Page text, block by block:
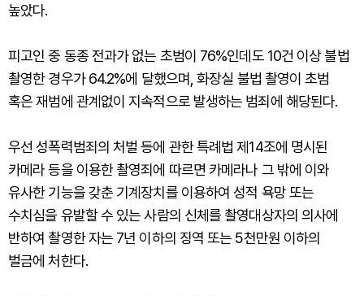
높았다.
피고인 중 동종 전과가 없는 초범이 76%인데도 10건 이상 불법
촬영한 경우가 64.2%에 달했으며, 화장실 불법 촬영이 초범
혹은 재범에 관계없이 지속적으로 발생하는 범죄에 해당된다.
우선 성폭력범죄의 처벌 등에 관한 특례법 제14조에 명시된
카메라 등을 이용한 촬영죄에 따르면 카메라나 그 밖에 이와
유사한 기능을 갖춘 기계장치를 이용하여 성적 욕망 또는
수치심을 유발할 수 있는 사람의 신체를 촬영대상자의 의사에
반하여 촬영한 자는 7년 이하의 징역 또는 5천만원 이하의
벌금에 처한다.